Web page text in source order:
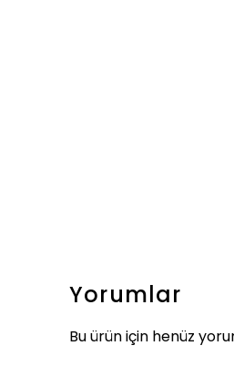
Yorumlar
Bu ürün için henüz